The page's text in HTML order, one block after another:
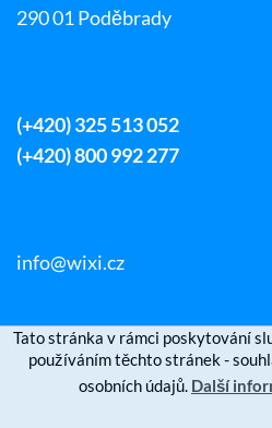
290 01 Poděbrady
(+420) 325 513 052
(+420) 800 992 277
info@wixi.cz
Tato stránka v rámci poskytování
používáním těchto stránek -
osobních údajů. Další